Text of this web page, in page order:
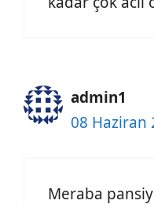
admin1
08 Haziran
Meraba